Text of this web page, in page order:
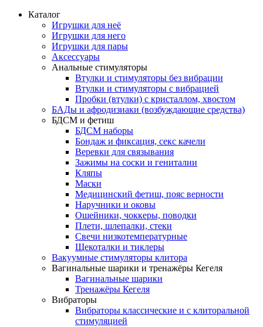
Каталог
Игрушки для неё
Игрушки для него
Игрушки для пары
Аксессуары
Анальные стимуляторы
Втулки и стимуляторы без вибрации
Втулки и стимуляторы с вибрацией
Пробки (втулки) с кристаллом, хвостом
БАДы и афродизиаки (возбуждающие средства)
БДСМ и фетиш
БДСМ наборы
Бондаж и фиксация, секс качели
Веревки для связывания
Зажимы на соски и гениталии
Кляпы
Маски
Медицинский фетиш, пояс верности
Наручники и оковы
Ошейники, чоккеры, поводки
Плети, шлепалки, стеки
Свечи низкотемпературные
Щекоталки и тиклеры
Вакуумные стимуляторы клитора
Вагинальные шарики и тренажёры Кегеля
Вагинальные шарики
Тренажёры Кегеля
Вибраторы
Вибраторы классические и с клиторальной
стимуляцией